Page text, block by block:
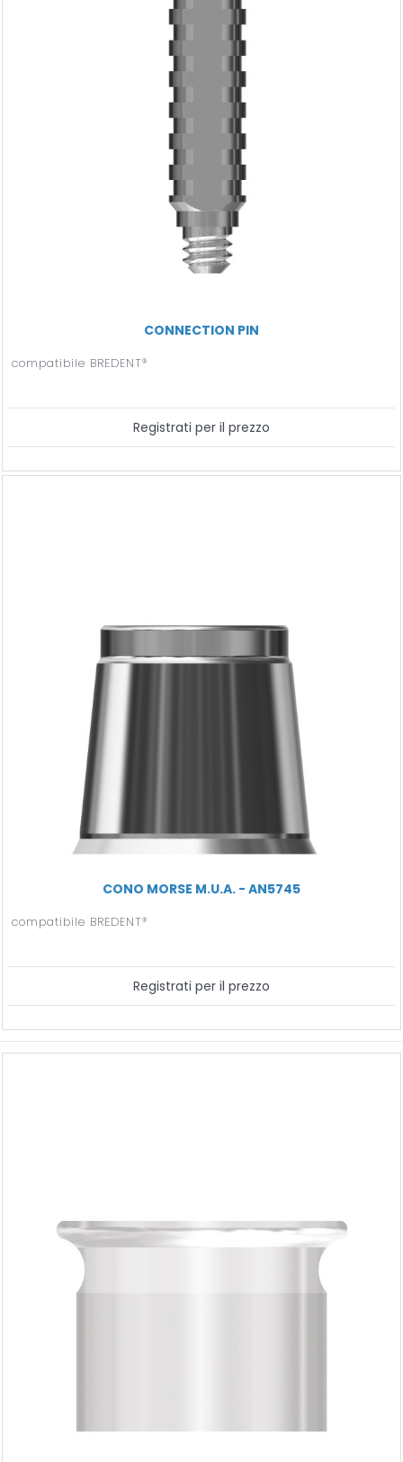
CONNECTION PIN
compatibile BREDENT®
Registrati per il prezzo
CONO MORSE M.U.A. - AN5745
compatibile BREDENT®
Registrati per il prezzo